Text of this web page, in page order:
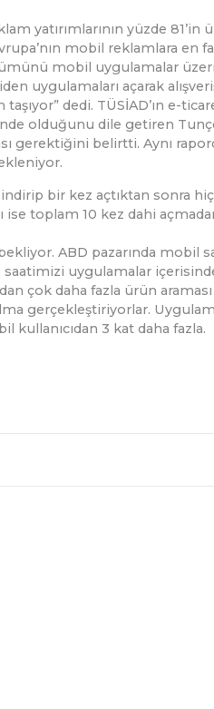
yatırımlarının yüzde 81’in
mobil reklamlara en
mobil uygulamalar
uygulamaları açarak
dedi. TÜSİAD’ın e-
olduğunu dile getiren
gerektiğini belirtti. Aynı
indirip bir kez açtıktan sonra
ise toplam 10 kez dahi
ABD pazarında mobil
uygulamalar
çok daha fazla ürün
gerçekleştiriyorlar.
kullanıcıdan 3 kat daha fazla.